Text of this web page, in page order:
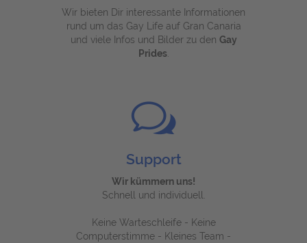
Wir bieten Dir interessante Informationen
rund um das Gay Life auf Gran Canaria
und viele Infos und Bilder zu den Gay
Prides.
Support
Wir kümmern uns!
Schnell und individuell.
Keine Warteschleife - Keine
Computerstimme - Kleines Team -